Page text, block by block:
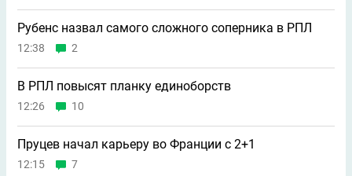
Рубенс назвал самого сложного соперника в РПЛ
12:38 2
В РПЛ повысят планку единоборств
12:26 10
Пруцев начал карьеру во Франции с 2+1
12:15 7